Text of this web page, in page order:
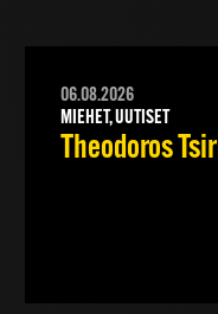
06.08.2026
MIEHET, UUTISET
Theodoros